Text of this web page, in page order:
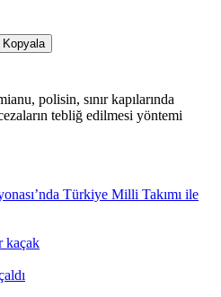
Kopyala
polisin, sınır kapılarında
tebliğ edilmesi yöntemi
Türkiye Milli Takımı ile
kaçak